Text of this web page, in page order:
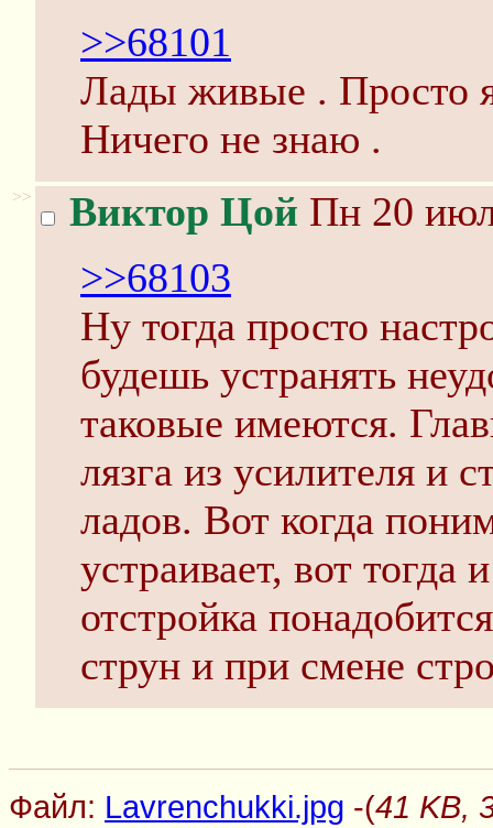
>>68101
Лады живые . Просто
Ничего не знаю .
>> Виктор Цой Пн 20
>>68103
Ну тогда просто
будешь устранять
таковые имеются.
лязга из усилителя и
ладов. Вот когда
устраивает, вот тогда
отстройка
струн и при смене
Файл: Lavrenchukki.jpg -(41 KB,